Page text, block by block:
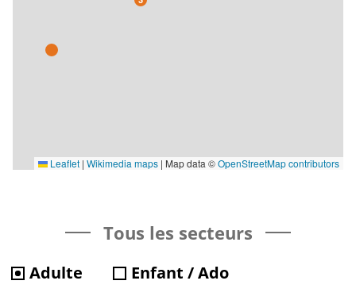
Leaflet | Wikimedia maps | Map data ©OpenStreetMap contributors
Tous les secteurs
Adulte Enfant / Ado